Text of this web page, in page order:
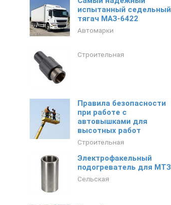
испытанный седельный
тягач МАЗ-6422
Автомарки
Строительная
Правила безопасности
при работе с
автовышками для
высотных работ
Строительная
Электрофакельный
подогреватель для МТЗ
Сельская